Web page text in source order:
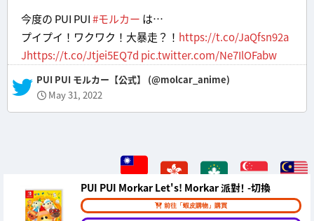
今度の PUI PUI#モルカー は…
プイプイ！ワクワク！大暴走？！ https://t.co/JaQfsn92a
Jhttps://t.co/Jtjei5EQ7d pic.twitter.com/Ne7IlOFabw
— PUI PUI モルカー【公式】 (@molcar_anime)
May 31, 2022
PUI PUI Morkar Let's! Morkar 派對！ -切換
前往「蝦皮購物」購買